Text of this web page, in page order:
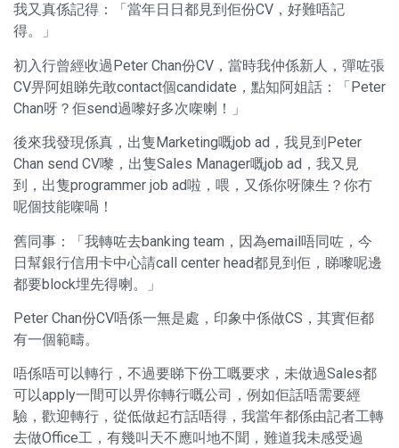
我又真係記得：「當年日日都見到佢份CV，好難唔記
得。」
初入行曾經收過Peter Chan份CV，當時我仲係新人，彈咗張
CV畀阿姐睇先敢contact個candidate，點知阿姐話：「Peter
Chan呀？佢send過嚟好多次㗎喇！」
後來我發現係真，出隻Marketing嘅job ad，我見到Peter
Chan send CV嚟，出隻Sales Manager嘅job ad，我又見
到，出隻programmer job ad啦，喂，又係你呀陳生？你冇
呢個技能㗎喎！
舊同事：「我轉咗去banking team，因為email唔同咗，今
日幫銀行信用卡中心請call center head都見到佢，睇嚟呢邊
都要block埋先得喇。」
Peter Chan份CV唔係一無是處，印象中係做CS，其實佢都
有一個範疇。
唔係唔可以轉行，不過要睇下份工嘅要求，未做過Sales都
可以apply一間可以畀你轉行嘅公司，例如佢話唔需要經
驗，歡迎轉行，從低做起冇話唔得，我當年都係由記者工轉
去做Office工，有幾叫天不應叫地不聞，難道我未感受過